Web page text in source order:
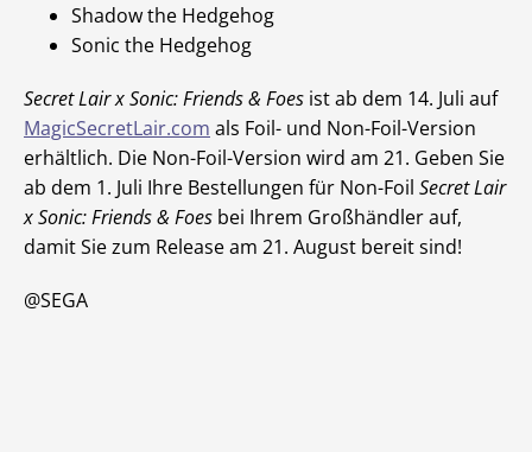
Shadow the Hedgehog
Sonic the Hedgehog
Secret Lair x Sonic: Friends & Foes ist ab dem 14. Juli auf
MagicSecretLair.com als Foil- und Non-Foil-Version
erhältlich. Die Non-Foil-Version wird am 21. Geben Sie
ab dem 1. Juli Ihre Bestellungen für Non-Foil Secret Lair
x Sonic: Friends & Foes bei Ihrem Großhändler auf,
damit Sie zum Release am 21. August bereit sind!
@SEGA